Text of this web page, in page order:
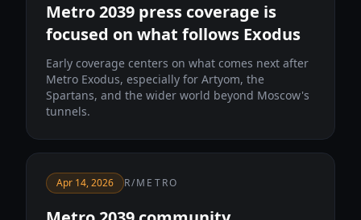
Metro 2039 press coverage is
focused on what follows Exodus
Early coverage centers on what comes next after
Metro Exodus, especially for Artyom, the
Spartans, and the wider world beyond Moscow's
tunnels.
Apr 14, 2026 R/METRO